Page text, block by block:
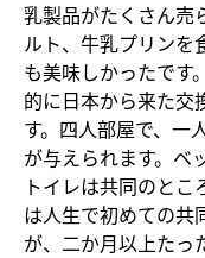
乳製品がたくさん売
ルト、牛乳プリンを
も美味しかったです
的に日本から来た交
す。四人部屋で、一
が与えられます。ベ
トイレは共同のと
は人生で初めての共
が、二か月以上たっ